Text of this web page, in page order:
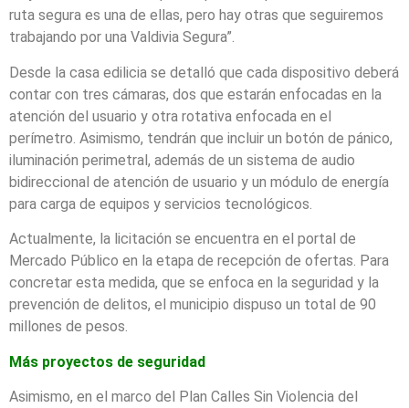
ruta segura es una de ellas, pero hay otras que seguiremos
trabajando por una Valdivia Segura”.
Desde la casa edilicia se detalló que cada dispositivo deberá
contar con tres cámaras, dos que estarán enfocadas en la
atención del usuario y otra rotativa enfocada en el
perímetro. Asimismo, tendrán que incluir un botón de pánico,
iluminación perimetral, además de un sistema de audio
bidireccional de atención de usuario y un módulo de energía
para carga de equipos y servicios tecnológicos.
Actualmente, la licitación se encuentra en el portal de
Mercado Público en la etapa de recepción de ofertas. Para
concretar esta medida, que se enfoca en la seguridad y la
prevención de delitos, el municipio dispuso un total de 90
millones de pesos.
Más proyectos de seguridad
Asimismo, en el marco del Plan Calles Sin Violencia del